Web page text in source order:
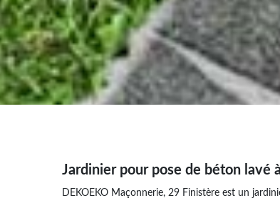
Jardinier pour pose de béton lavé
DEKOEKO Maçonnerie, 29 Finistère est un